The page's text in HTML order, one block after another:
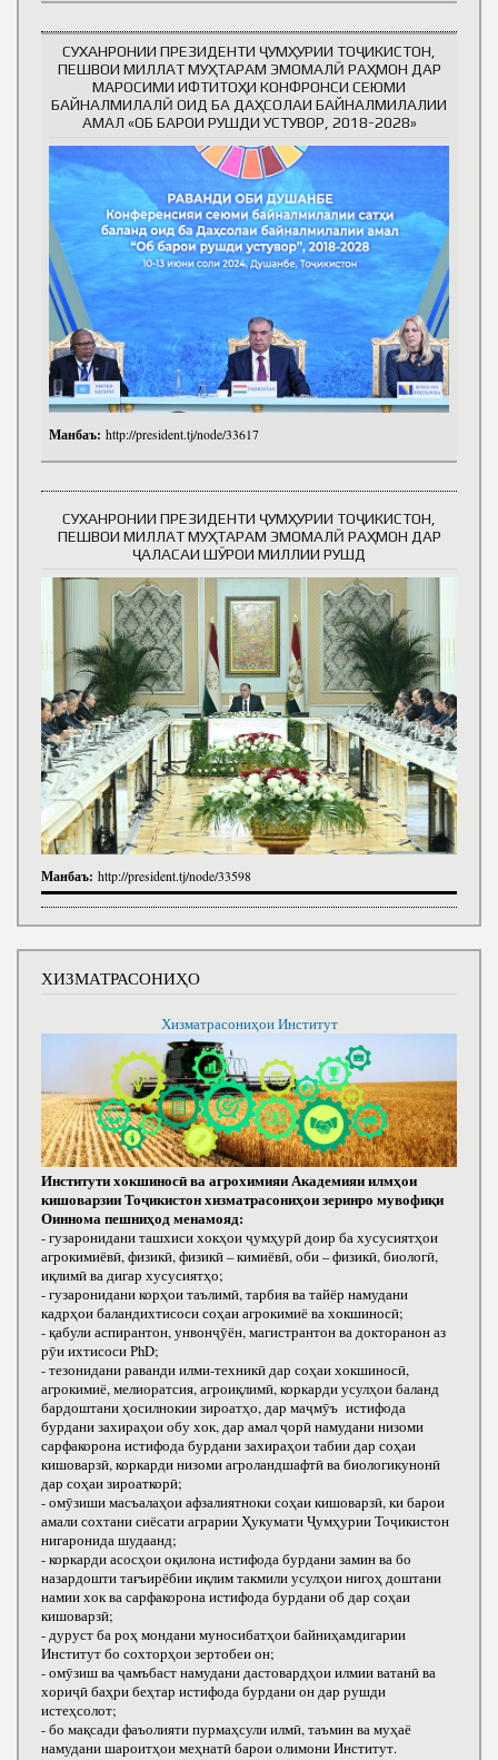
СУХАНРОНИИ ПРЕЗИДЕНТИ ҶУМҲУРИИ ТОҶИКИСТОН,
ПЕШВОИ МИЛЛАТ МУҲТАРАМ ЭМОМАЛӢ РАҲМОН ДАР
МАРОСИМИ ИФТИТОҲИ КОНФРОНСИ СЕЮМИ
БАЙНАЛМИЛАЛӢ ОИД БА ДАҲСОЛАИ БАЙНАЛМИЛАЛИИ
АМАЛ «ОБ БАРОИ РУШДИ УСТУВОР, 2018-2028»
Манбаъ: http://president.tj/node/33617
СУХАНРОНИИ ПРЕЗИДЕНТИ ҶУМҲУРИИ ТОҶИКИСТОН,
ПЕШВОИ МИЛЛАТ МУҲТАРАМ ЭМОМАЛӢ РАҲМОН ДАР
ҶАЛАСАИ ШӮРОИ МИЛЛИИ РУШД
Манбаъ: http://president.tj/node/33598
ХИЗМАТРАСОНИҲО
Хизматрасониҳои Институт
Институти хокшиносӣ ва агрохимияи Академияи илмҳои
кишоварзии Тоҷикистон хизматрасониҳои зеринро мувофиқи
Оиннома пешниҳод менамояд:
- гузаронидани ташхиси хокҳои ҷумҳурӣ доир ба хусусиятҳои
агрокимиёвӣ, физикӣ, физикӣ – кимиёвӣ, оби – физикӣ, биологӣ,
иқлимӣ ва дигар хусусиятҳо;
- гузаронидани корҳои таълимӣ, тарбия ва тайёр намудани
кадрҳои баландихтисоси соҳаи агрокимиё ва хокшиносӣ;
- қабули аспирантон, унвонҷӯён, магистрантон ва докторанон аз
рӯи ихтисоси РhD;
- тезонидани раванди илми-техникӣ дар соҳаи хокшиносӣ,
агрокимиё, мелиоратсия, агроиқлимӣ, коркарди усулҳои баланд
бардоштани ҳосилнокии зироатҳо, дар маҷмӯъ истифода
бурдани захираҳои обу хок, дар амал ҷорӣ намудани низоми
сарфакорона истифода бурдани захираҳои табии дар соҳаи
кишоварзӣ, коркарди низоми агроландшафтӣ ва биологикунонӣ
дар соҳаи зироаткорӣ;
- омӯзиши масъалаҳои афзалиятноки соҳаи кишоварзӣ, ки барои
амали сохтани сиёсати аграрии Ҳукумати Ҷумҳурии Тоҷикистон
нигаронида шудаанд;
- коркарди асосҳои оқилона истифода бурдани замин ва бо
назардошти тағъирёбии иқлим такмили усулҳои нигоҳ доштани
намии хок ва сарфакорона истифода бурдани об дар соҳаи
кишоварзӣ;
- дуруст ба роҳ мондани муносибатҳои байниҳамдигарии
Институт бо сохторҳои зертобеи он;
- омӯзиш ва ҷамъбаст намудани дастовардҳои илмии ватанӣ ва
хориҷӣ баҳри беҳтар истифода бурдани он дар рушди
истеҳсолот;
- бо мақсади фаъолияти пурмаҳсули илмӣ, таъмин ва муҳаё
намудани шароитҳои меҳнатӣ барои олимони Институт.